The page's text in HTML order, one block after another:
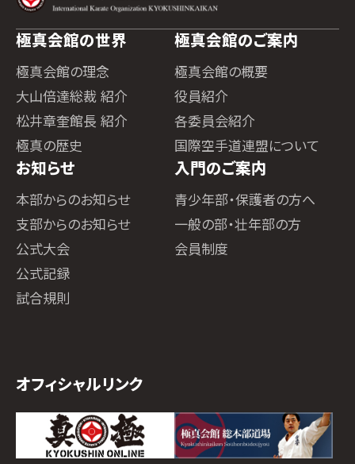
極真会館の世界
極真会館の理念
大山倍達総裁 紹介
松井章奎館長 紹介
極真の歴史
極真会館のご案内
極真会館の概要
役員紹介
各委員会紹介
国際空手道連盟について
お知らせ
本部からのお知らせ
支部からのお知らせ
公式大会
公式記録
試合規則
入門のご案内
青少年部・保護者の方へ
一般の部・壮年部の方
会員制度
オフィシャルリンク